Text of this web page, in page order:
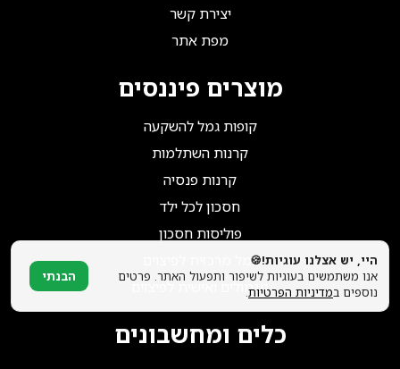
יצירת קשר
מפת אתר
מוצרים פיננסים
קופות גמל להשקעה
קרנות השתלמות
קרנות פנסיה
חסכון לכל ילד
פוליסות חסכון
גמל מרכזית לפיצוים
תגמולים ואישית לפיצוים
כלים ומחשבונים
היי, יש אצלנו עוגיות!🍪
אנו משתמשים בעוגיות לשיפור ותפעול האתר. פרטים
נוספים במדיניות הפרטיות.
הבנתי